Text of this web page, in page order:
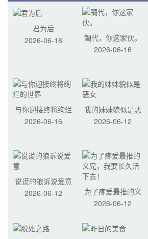
君为后
2026-06-18
鲷代，你这家伙。
2026-06-16
与你迎接终将绚烂
的世界
2026-06-16
我的妹妹貌似是恶
女
2026-06-12
说谎的狼诉说爱意
2026-06-12
为了疼爱最推的义
兄，我要长久活下
2026-06-12